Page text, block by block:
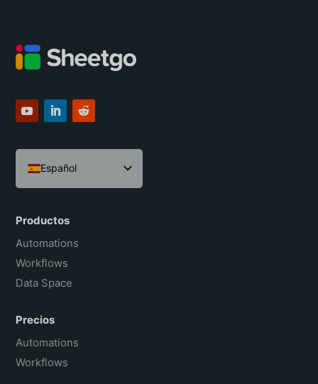
Español
English
Português do Brasil
Français
Productos
Automations
Workflows
Data Space
Precios
Automations
Workflows